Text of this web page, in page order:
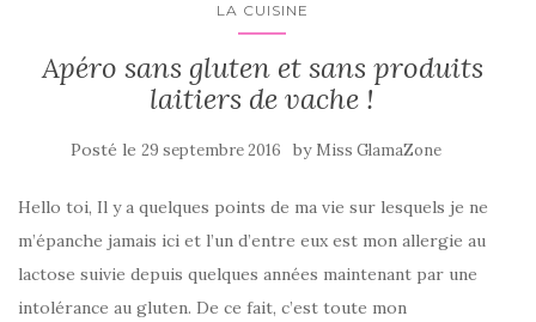
LA CUISINE
Apéro sans gluten et sans produits
laitiers de vache !
Posté le 29 septembre 2016 by Miss GlamaZone
Hello toi, Il y a quelques points de ma vie sur lesquels je ne
m’épanche jamais ici et l’un d’entre eux est mon allergie au
lactose suivie depuis quelques années maintenant par une
intolérance au gluten. De ce fait, c’est toute mon